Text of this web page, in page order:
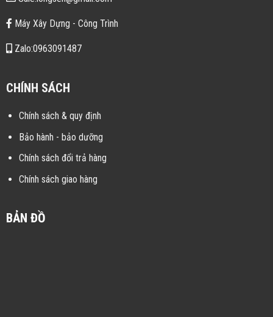
Máy Xây Dựng - Công Trình
Zalo:0963091487
CHÍNH SÁCH
Chính sách & quy định
Bảo hành - bảo dưỡng
Chính sách đổi trả hàng
Chính sách giao hàng
BẢN ĐỒ